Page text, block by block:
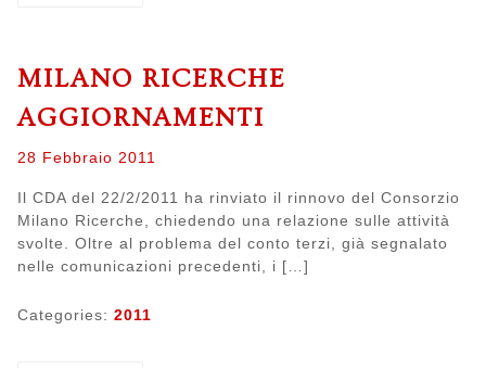
MILANO RICERCHE
AGGIORNAMENTI
Posted
28 Febbraio 2011
Il CDA del 22/2/2011 ha rinviato il rinnovo del Consorzio
Milano Ricerche, chiedendo una relazione sulle attività
svolte. Oltre al problema del conto terzi, già segnalato
nelle comunicazioni precedenti, i […]
Categories: 2011